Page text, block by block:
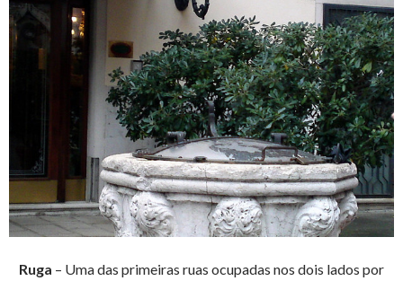
Ruga – Uma das primeiras ruas ocupadas nos dois lados por